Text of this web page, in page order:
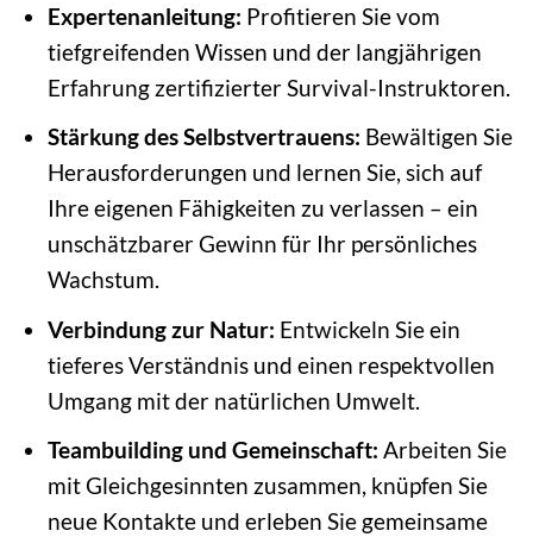
Expertenanleitung: Profitieren Sie vom
tiefgreifenden Wissen und der langjährigen
Erfahrung zertifizierter Survival-Instruktoren.
Stärkung des Selbstvertrauens: Bewältigen Sie
Herausforderungen und lernen Sie, sich auf
Ihre eigenen Fähigkeiten zu verlassen – ein
unschätzbarer Gewinn für Ihr persönliches
Wachstum.
Verbindung zur Natur: Entwickeln Sie ein
tieferes Verständnis und einen respektvollen
Umgang mit der natürlichen Umwelt.
Teambuilding und Gemeinschaft: Arbeiten Sie
mit Gleichgesinnten zusammen, knüpfen Sie
neue Kontakte und erleben Sie gemeinsame